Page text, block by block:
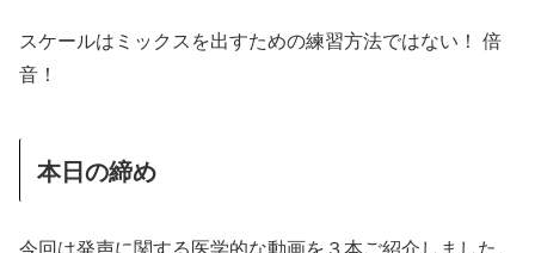
スケールはミックスを出すための練習方法ではない！ 倍
音！
本日の締め